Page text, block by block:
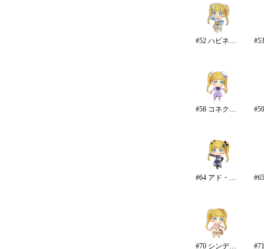
#52 ハピネス・エール
#58 コネクテッド・パラレル
#64 アド・アストラ
#70 シンデレラ・コレクション/カラー